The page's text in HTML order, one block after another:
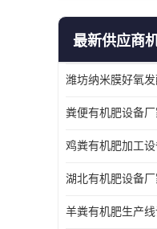
最新供应商